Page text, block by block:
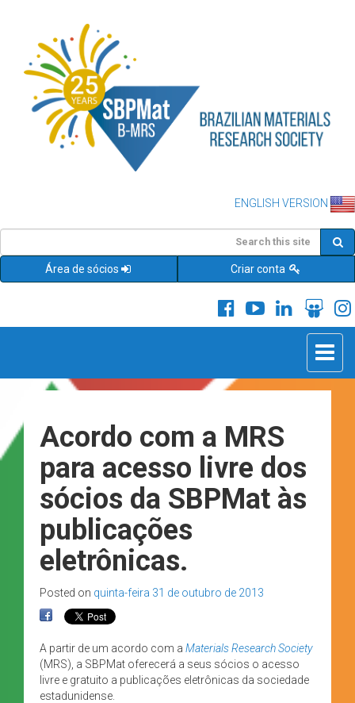
ENGLISH VERSION
Área de sócios Criar conta
Toggle
Acordo com a MRS
para acesso livre dos
sócios da SBPMat às
publicações
eletrônicas.
Posted on quinta-feira 31 de outubro de 2013
A partir de um acordo com a Materials Research Society
(MRS), a SBPMat oferecerá a seus sócios o acesso
livre e gratuito a publicações eletrônicas da sociedade
estadunidense.